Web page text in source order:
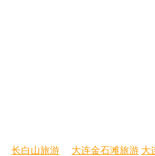
长白山旅游 大连金石滩旅游 大